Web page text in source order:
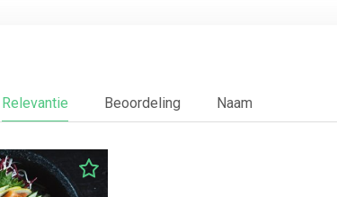
Relevantie Beoordeling Naam